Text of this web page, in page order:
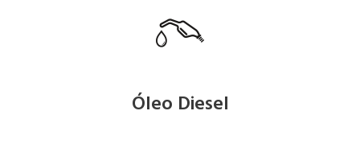
Óleo Diesel